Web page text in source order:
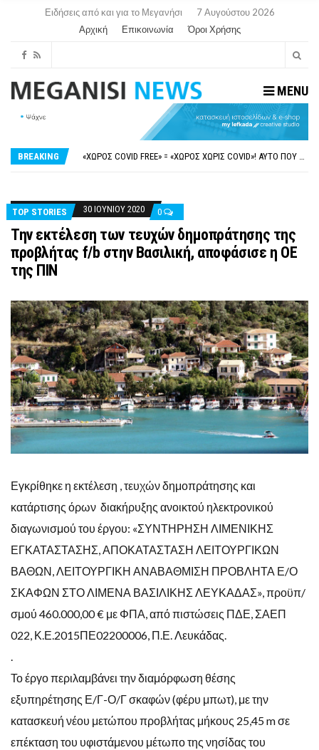
Ειδήσεις από και για το Μεγανήσι
7 Αυγούστου 2026
Αρχική
Επικοινωνία Όροι Χρήσης
MENU
BREAKING
ΝΥΔΡΊ:ΠΙΆΣΤΗΚΑΝ ΣΤΟ ΞΎΛΟ ΟΙ ΙΔΙΟΚΤΉΤΕΣ ΤΟΥΡΙΣΤΙΚΏΝ ΣΚΑΦΏΝ.
«ΧΏΡΟΣ COVID FREE» = «ΧΏΡΟΣ ΧΩΡΊΣ COVID»! ΑΥΤΌ ΠΟΥ ΚΑΝΕΊΣ ΔΕΝ ΈΧΕΙ ΤΟΛΜΉΣΕΙ ΝΑ ΡΩΤΉΣΕΙ
ΠΕΡΊ ΑΝΑΣΤΟΛΉΣ ΝΗΠΙΑΓΩΓΕΊΩΝ ΣΤΗ ΛΕΥΚΆΔΑ
TOP STORIES
30 ΙΟΥΝΊΟΥ 2020 0
Την εκτέλεση των τευχών δημοπράτησης της
προβλήτας f/b στην Βασιλική, αποφάσισε η ΟΕ
της ΠΙΝ
Εγκρίθηκε η εκτέλεση , τευχών δημοπράτησης και
κατάρτισης όρων διακήρυξης ανοικτού ηλεκτρονικού
διαγωνισμού του έργου: «ΣΥΝΤΗΡΗΣΗ ΛΙΜΕΝΙΚΗΣ
ΕΓΚΑΤΑΣΤΑΣΗΣ, ΑΠΟΚΑΤΑΣΤΑΣΗ ΛΕΙΤΟΥΡΓΙΚΩΝ
ΒΑΘΩΝ, ΛΕΙΤΟΥΡΓΙΚΗ ΑΝΑΒΑΘΜΙΣΗ ΠΡΟΒΛΗΤΑ Ε/Ο
ΣΚΑΦΩΝ ΣΤΟ ΛΙΜΕΝΑ ΒΑΣΙΛΙΚΗΣ ΛΕΥΚΑΔΑΣ», προϋπ/
σμού 460.000,00 € με ΦΠΑ, από πιστώσεις ΠΔΕ, ΣΑΕΠ
022, Κ.Ε.2015ΠΕ02200006, Π.Ε. Λευκάδας.
.
Το έργο περιλαμβάνει την διαμόρφωση θέσης
εξυπηρέτησης Ε/Γ-Ο/Γ σκαφών (φέρυ μπωτ), με την
κατασκευή νέου μετώπου προβλήτας μήκους 25,45 m σε
επέκταση του υφιστάμενου μέτωπο της νησίδας του